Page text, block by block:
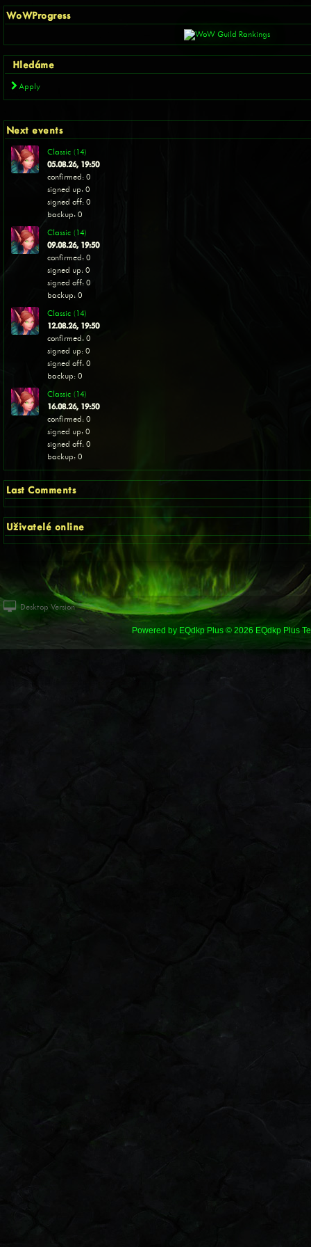
WoWProgress
Hledáme
Apply
Next events
Classic (14)
05.08.26, 19:50
confirmed: 0
signed up: 0
signed off: 0
backup: 0
Classic (14)
09.08.26, 19:50
confirmed: 0
signed up: 0
signed off: 0
backup: 0
Classic (14)
12.08.26, 19:50
confirmed: 0
signed up: 0
signed off: 0
backup: 0
Classic (14)
16.08.26, 19:50
confirmed: 0
signed up: 0
signed off: 0
backup: 0
Last Comments
Uživatelé online
Desktop Version
Powered by EQdkp Plus© 2026 EQdkp Plus